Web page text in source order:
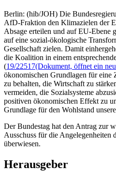
Berlin: (hib/JOH) Die
AfD-Fraktion den Klimazielen der
Absage erteilen und auf EU-Ebene
auf eine sozial-ökologische
Gesellschaft zielen. Damit
die Koalition in einem
(19/22517(Dokument, öffnet ein
ökonomischen Grundlagen für
zu behalten, die Wirtschaft zu
vermeiden, die Sozialsysteme
positiven ökonomischen Effekt zu
Grundlage für den Wohlstand
Der Bundestag hat den Antrag zur
Ausschuss für die Angelegenheiten
überwiesen.
Herausgeber